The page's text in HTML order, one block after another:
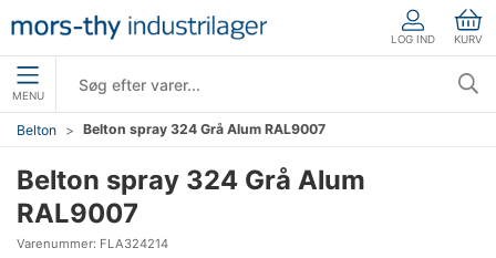
LOG IND KURV
MENU
Belton Belton spray 324 Grå Alum RAL9007
Belton spray 324 Grå Alum
RAL9007
Varenummer: FLA324214